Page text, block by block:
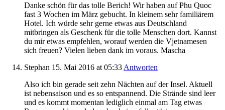
Danke schön für das tolle Berich! Wir haben auf Phu Quoc
fast 3 Wochen im März gebucht. In kleinem sehr familiärem
Hotel. Ich würde sehr gerne etwas aus Deutschland
mitbringen als Geschenk für die tolle Menschen dort. Kannst
du mir etwas empfehlen, worauf werden die Vjetnamesen
sich freuen? Vielen lieben dank im voraus. Mascha
Stephan 15. Mai 2016 at 05:33 Antworten
Also ich bin gerade seit zehn Nächten auf der Insel. Aktuell
ist nebensaison und es so entspannend. Die Strände sind leer
und es kommt momentan lediglich einmal am Tag etwas